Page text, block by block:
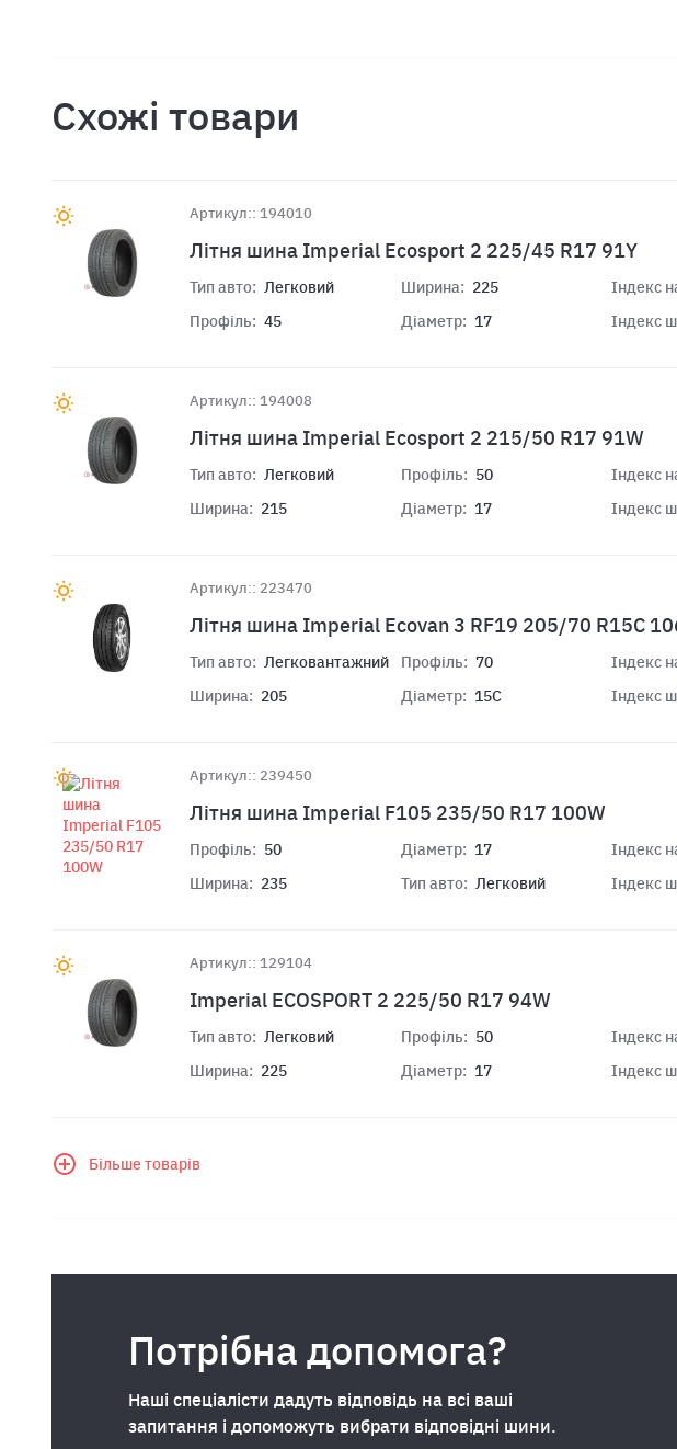
Схожі товари
Артикул:: 194010
Лiтня шина Imperial Ecosport 2 225/45 R17 91Y
Тип авто: Легковий
Профіль: 45
Ширина: 225
Діаметр: 17
Індекс
Індекс
Артикул:: 194008
Лiтня шина Imperial Ecosport 2 215/50 R17 91W
Тип авто: Легковий
Ширина: 215
Профіль: 50
Діаметр: 17
Індекс
Індекс
Артикул:: 223470
Літня шина Imperial Ecovan 3 RF19 205/70 R15C
Тип авто: Легковантажний
Ширина: 205
Профіль: 70
Діаметр: 15C
Індекс
Індекс
Артикул:: 239450
Літня шина Imperial F105 235/50 R17 100W
Профіль: 50
Ширина: 235
Діаметр: 17
Тип авто: Легковий
Індекс
Індекс
Артикул:: 129104
Imperial ECOSPORT 2 225/50 R17 94W
Тип авто: Легковий
Ширина: 225
Профіль: 50
Діаметр: 17
Індекс
Індекс
Більше товарів
Потрібна допомога?
Наші спеціалісти дадуть відповідь на всі ваші
запитання і допоможуть вибрати відповідні шини.